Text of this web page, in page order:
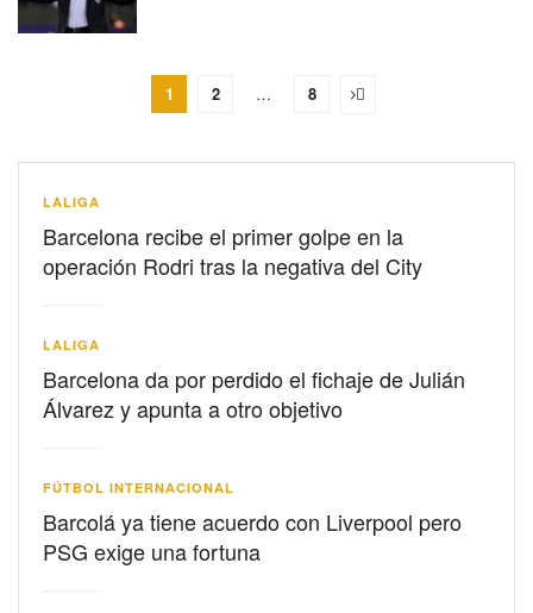
1 2 … 8
LALIGA
Barcelona recibe el primer golpe en la
operación Rodri tras la negativa del City
LALIGA
Barcelona da por perdido el fichaje de Julián
Álvarez y apunta a otro objetivo
FÚTBOL INTERNACIONAL
Barcolá ya tiene acuerdo con Liverpool pero
PSG exige una fortuna